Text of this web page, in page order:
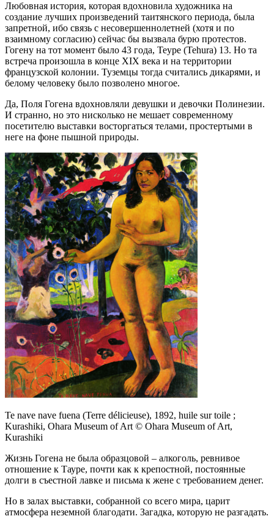
Любовная история, которая вдохновила художника на
создание лучших произведений таитянского периода, была
запретной, ибо связь с несовершеннолетней (хотя и по
взаимному согласию) сейчас бы вызвала бурю протестов.
Гогену на тот момент было 43 года, Теуре (Tehura) 13. Но та
встреча произошла в конце XIX века и на территории
французской колонии. Туземцы тогда считались дикарями, и
белому человеку было позволено многое.
Да, Поля Гогена вдохновляли девушки и девочки Полинезии.
И странно, но это нисколько не мешает современному
посетителю выставки восторгаться телами, простертыми в
неге на фоне пышной природы.
Te nave nave fuena (Terre délicieuse), 1892, huile sur toile ;
Kurashiki, Ohara Museum of Art © Ohara Museum of Art,
Kurashiki
Жизнь Гогена не была образцовой – алкоголь, ревнивое
отношение к Тауре, почти как к крепостной, постоянные
долги в съестной лавке и письма к жене с требованием денег.
Но в залах выставки, собранной со всего мира, царит
атмосфера неземной благодати. Загадка, которую не разгадать.